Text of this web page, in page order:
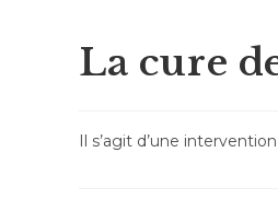
La cure
Il s’agit d’une